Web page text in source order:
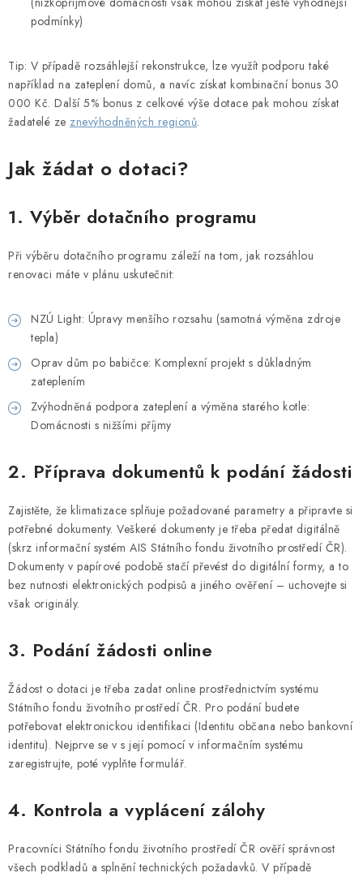
podmínky)
Tip: V případě rozsáhlejší rekonstrukce, lze využít podporu také
například na zateplení domů, a navíc získat kombinační bonus 30
000 Kč. Další 5% bonus z celkové výše dotace pak mohou získat
žadatelé ze znevýhodněných regionů.
Jak žádat o dotaci?
1. Výběr dotačního programu
Při výběru dotačního programu záleží na tom, jak rozsáhlou
renovaci máte v plánu uskutečnit:
NZÚ Light: Úpravy menšího rozsahu (samotná výměna zdroje
tepla)
Oprav dům po babičce: Komplexní projekt s důkladným
zateplením
Zvýhodněná podpora zateplení a výměna starého kotle:
Domácnosti s nižšími příjmy
2. Příprava dokumentů k podání žádosti
Zajistěte, že klimatizace splňuje požadované parametry a připravte si
potřebné dokumenty. Veškeré dokumenty je třeba předat digitálně
(skrz informační systém AIS Státního fondu životního prostředí ČR).
Dokumenty v papírové podobě stačí převést do digitální formy, a to
bez nutnosti elektronických podpisů a jiného ověření – uchovejte si
však originály.
3. Podání žádosti online
Žádost o dotaci je třeba zadat online prostřednictvím systému
Státního fondu životního prostředí ČR. Pro podání budete
potřebovat elektronickou identifikaci (Identitu občana nebo bankovní
identitu). Nejprve se v s její pomocí v informačním systému
zaregistrujte, poté vyplňte formulář.
4. Kontrola a vyplácení zálohy
Pracovníci Státního fondu životního prostředí ČR ověří správnost
všech podkladů a splnění technických požadavků. V případě